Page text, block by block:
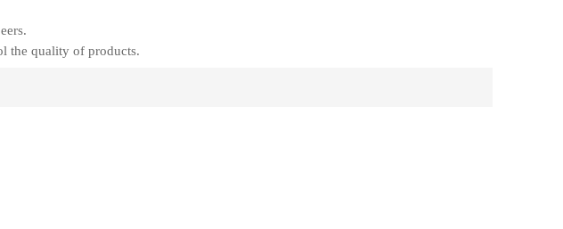
the quality of products.